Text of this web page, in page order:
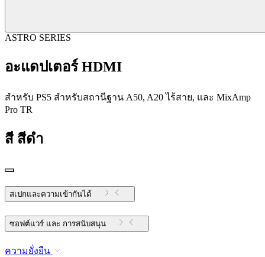
ASTRO SERIES
อะแดปเตอร์ HDMI
สำหรับ PS5 สำหรับสถานีฐาน A50, A20 ไร้สาย, และ MixAmp
Pro TR
สี สีดำ
สเปกและความเข้ากันได้
ซอฟต์แวร์ และ การสนับสนุน
ความยั่งยืน